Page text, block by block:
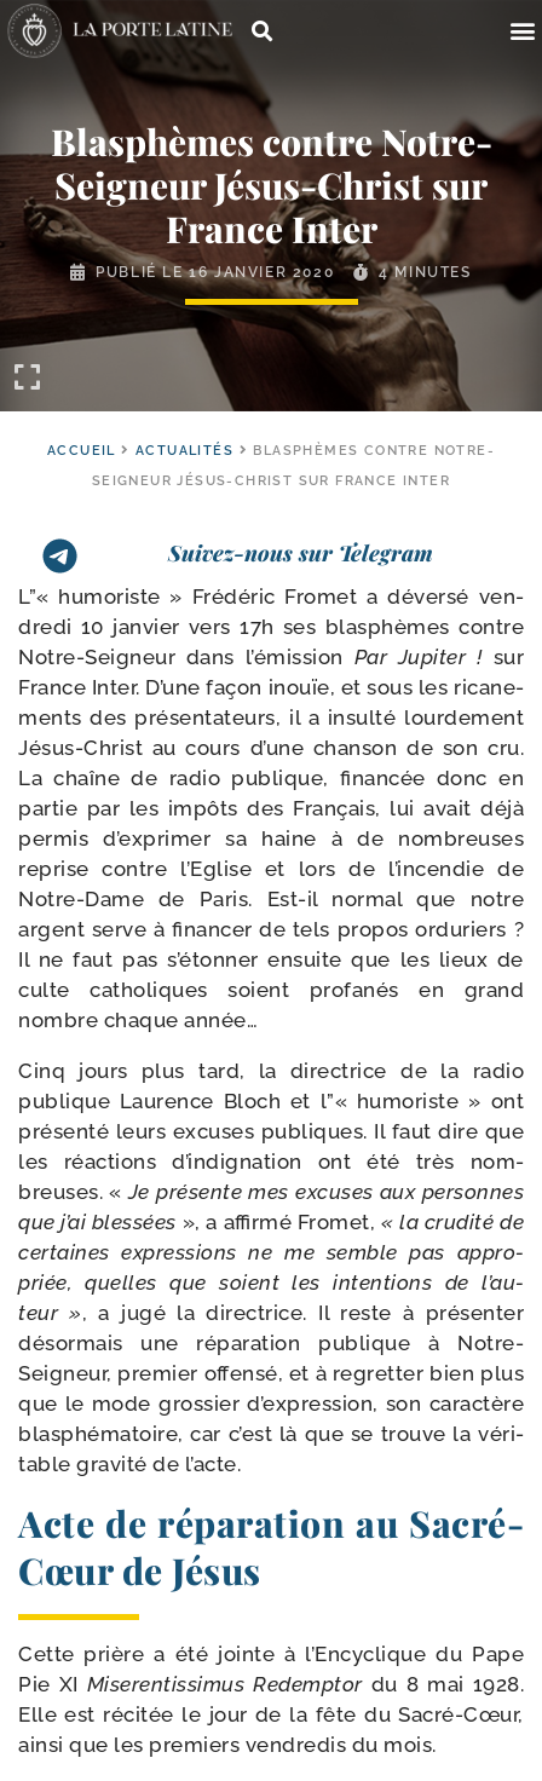
Blasphèmes contre Notre-​
Seigneur Jésus-​Christ sur
France Inter
PUBLIÉ LE16 JANVIER 2020 4 MINUTES
ACCUEIL ACTUALITÉS
BLASPHÈMES CONTRE NOTRE-
SEIGNEUR JÉSUS-CHRIST SUR FRANCE INTER
Suivez-nous sur Telegram
L”« humo­riste » Frédéric Fromet a déver­sé ven­
dre­di 10 jan­vier vers 17h ses blas­phèmes contre
Notre-​Seigneur dans l’é­mis­sion Par Jupiter !sur
France Inter. D’une façon inouïe, et sous les rica­ne­
ments des pré­sen­ta­teurs, il a insul­té lour­de­ment
Jésus-​Christ au cours d’une chan­son de son cru.
La chaîne de radio publique, finan­cée donc en
par­tie par les impôts des Français, lui avait déjà
per­mis d’ex­pri­mer sa haine à de nom­breuses
reprise contre l’Eglise et lors de l’in­cen­die de
Notre-​Dame de Paris. Est-​il nor­mal que notre
argent serve à finan­cer de tels pro­pos ordu­riers ?
Il ne faut pas s’é­ton­ner ensuite que les lieux de
culte catho­liques soient pro­fa­nés en grand
nombre chaque année…
Cinq jours plus tard, la direc­trice de la radio
publique Laurence Bloch et l”« humo­riste » ont
pré­sen­té leurs excuses publiques. Il faut dire que
les réac­tions d’in­di­gna­tion ont été très nom­
breuses. «Je pré­sente mes excuses aux per­sonnes
que j’ai bles­sées », a affir­mé Fromet, « la cru­di­té de
cer­taines expres­sions ne me semble pas appro­
priée, quelles que soient les inten­tions de l’au­
teur », a jugé la direc­trice. Il reste à pré­sen­ter
désor­mais une répa­ra­tion publique à Notre-​
Seigneur, pre­mier offen­sé, et à regret­ter bien plus
que le mode gros­sier d’expression, son carac­tère
blas­phé­ma­toire, car c’est là que se trouve la véri­
table gra­vi­té de l’acte.
Acte de réparation au Sacré-​
Cœur de Jésus
Cette prière a été jointe à l’Encyclique du Pape
Pie XI Miserentissimus Redemptordu 8 mai 1928.
Elle est réci­tée le jour de la fête du Sacré-​Cœur,
ain­si que les pre­miers ven­dre­dis du mois.